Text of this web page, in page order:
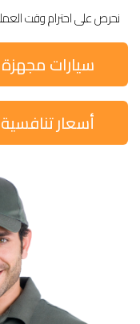
نحرص على احترام وقت
سيارات
أسعار